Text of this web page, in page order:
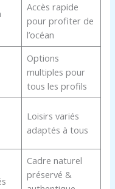
Accès rapide
pour profiter de
l’océan
Options
multiples pour
tous les profils
Loisirs variés
adaptés à tous
Cadre naturel
préservé &